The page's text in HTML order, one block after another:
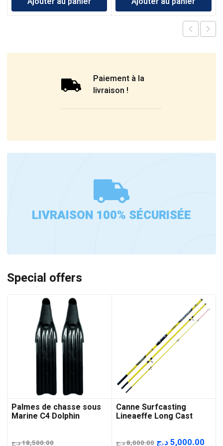
Paiement à la
livraison !
LIVRAISON 100% SÉCURISÉE
Special offers
Palmes de chasse sous
Marine C4 Dolphin
18,500.00د.ج
Canne Surfcasting
Lineaeffe Long Cast
8,000.00د.ج
Le 5,000.00د.ج
Le